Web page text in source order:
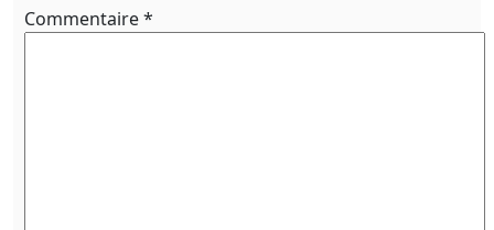
Commentaire*